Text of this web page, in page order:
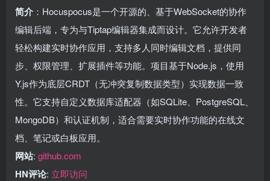
简介 ：Hocuspocus是一个开源的、基于WebSocket的协作
编辑后端，专为与Tiptap编辑器集成而设计。它允许开发者
轻松构建实时协作应用，支持多人同时编辑文档，提供同
步、权限管理、扩展插件等功能。项目基于Node.js，使用
Y.js作为底层CRDT（无冲突复制数据类型）实现数据一致
性。它支持自定义数据库适配器（如SQLite、PostgreSQL、
MongoDB）和认证机制，适合需要实时协作功能的在线文
档、笔记或白板应用。
网站: github.com
HN评论: 立即访问